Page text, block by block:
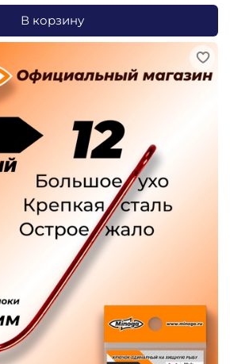
В корзину